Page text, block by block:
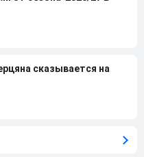
сказывается на